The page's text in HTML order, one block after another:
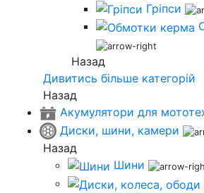
Гріпси
Назад
Дивитись більше категорій
Назад
Акумулятори для
Диски, шини, камери
Назад
Шини